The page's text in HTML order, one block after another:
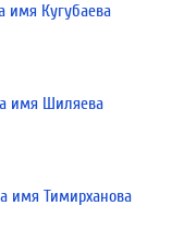
имя Кугубаева
имя Шиляева
имя Тимирханова